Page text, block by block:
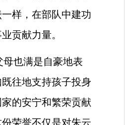
样，在部队中建功
贡献力量。
母也满是自豪地表
往地支持孩子投身
的安宁和繁荣贡献
荣誉不仅是对朱云